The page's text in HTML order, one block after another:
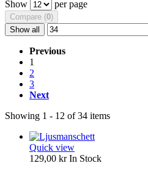
Show
per page
Compare (0)
Show all
Previous
1
2
3
Next
Showing 1 - 12 of 34 items
Quick view
129,00 krIn Stock